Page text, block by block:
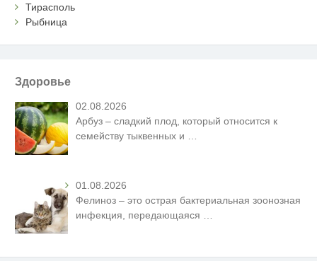
Тирасполь
Рыбница
Здоровье
02.08.2026
Арбуз – сладкий плод, который относится к
семейству тыквенных и
01.08.2026
Фелиноз – это острая бактериальная зоонозная
инфекция, передающаяся